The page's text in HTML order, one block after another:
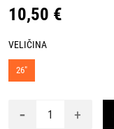
10,50 €
VELIČINA
26"
- +